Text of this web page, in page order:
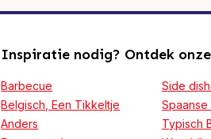
Inspiratie nodig? Ontdek
Barbecue
Belgisch, Een Tikkeltje
Anders
Side
Typisch